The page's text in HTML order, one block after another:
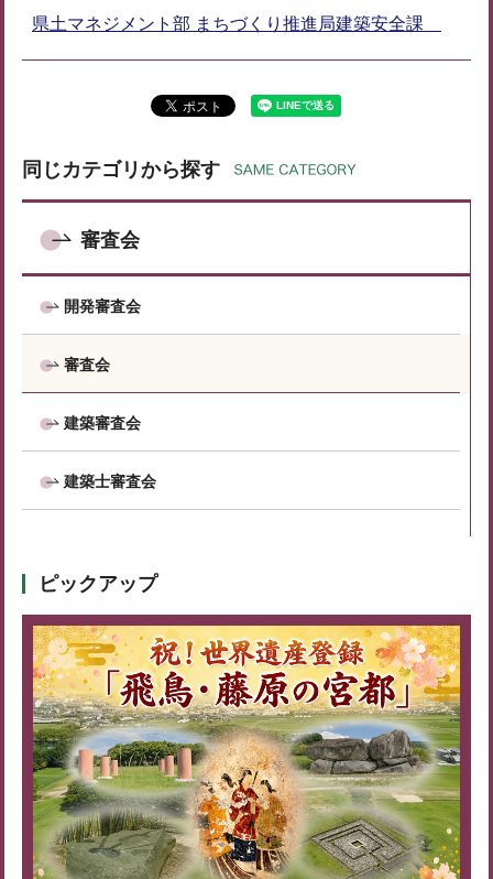
県土マネジメント部 まちづくり推進局建築安全課
同じカテゴリから探す
審査会
開発審査会
審査会
建築審査会
建築士審査会
ピックアップ